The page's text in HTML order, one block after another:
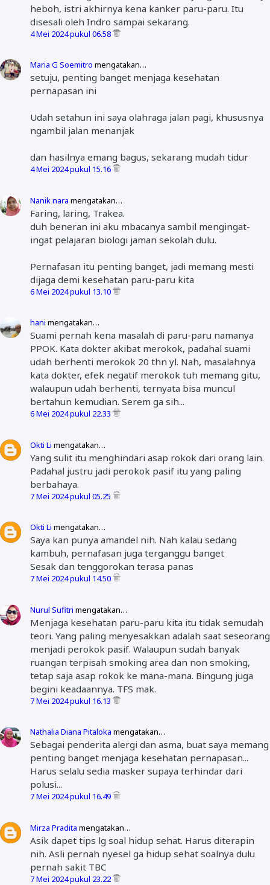
heboh, istri akhirnya kena kanker paru-paru. Itu
disesali oleh Indro sampai sekarang.
4 Mei 2024 pukul 06.58
Maria G Soemitro mengatakan…
setuju, penting banget menjaga kesehatan
pernapasan ini
Udah setahun ini saya olahraga jalan pagi, khususnya
ngambil jalan menanjak
dan hasilnya emang bagus, sekarang mudah tidur
4 Mei 2024 pukul 15.16
Nanik nara mengatakan…
Faring, laring, Trakea.
duh beneran ini aku mbacanya sambil mengingat-
ingat pelajaran biologi jaman sekolah dulu.
Pernafasan itu penting banget, jadi memang mesti
dijaga demi kesehatan paru-paru kita
6 Mei 2024 pukul 13.10
hani mengatakan…
Suami pernah kena masalah di paru-paru namanya
PPOK. Kata dokter akibat merokok, padahal suami
udah berhenti merokok 20 thn yl. Nah, masalahnya
kata dokter, efek negatif merokok tuh memang gitu,
walaupun udah berhenti, ternyata bisa muncul
bertahun kemudian. Serem ga sih...
6 Mei 2024 pukul 22.33
Okti Li mengatakan…
Yang sulit itu menghindari asap rokok dari orang lain.
Padahal justru jadi perokok pasif itu yang paling
berbahaya.
7 Mei 2024 pukul 05.25
Okti Li mengatakan…
Saya kan punya amandel nih. Nah kalau sedang
kambuh, pernafasan juga terganggu banget
Sesak dan tenggorokan terasa panas
7 Mei 2024 pukul 14.50
Nurul Sufitri mengatakan…
Menjaga kesehatan paru-paru kita itu tidak semudah
teori. Yang paling menyesakkan adalah saat seseorang
menjadi perokok pasif. Walaupun sudah banyak
ruangan terpisah smoking area dan non smoking,
tetap saja asap rokok ke mana-mana. Bingung juga
begini keadaannya. TFS mak.
7 Mei 2024 pukul 16.13
Nathalia Diana Pitaloka mengatakan…
Sebagai penderita alergi dan asma, buat saya memang
penting banget menjaga kesehatan pernapasan...
Harus selalu sedia masker supaya terhindar dari
polusi...
7 Mei 2024 pukul 16.49
Mirza Pradita mengatakan…
Asik dapet tips lg soal hidup sehat. Harus diterapin
nih. Asli pernah nyesel ga hidup sehat soalnya dulu
pernah sakit TBC
7 Mei 2024 pukul 23.22